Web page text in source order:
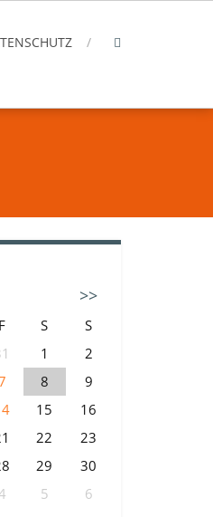
>>
F S
S
1
2
8
9
15
16
22
23
29
30
5 6